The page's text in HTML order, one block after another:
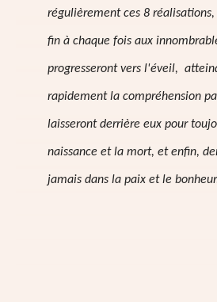
régulièrement ces 8
fin à chaque fois aux
progresseront vers l'éveil,
rapidement la compréhension
laisseront derrière eux pour
naissance et la mort, et enfin,
jamais dans la paix et le